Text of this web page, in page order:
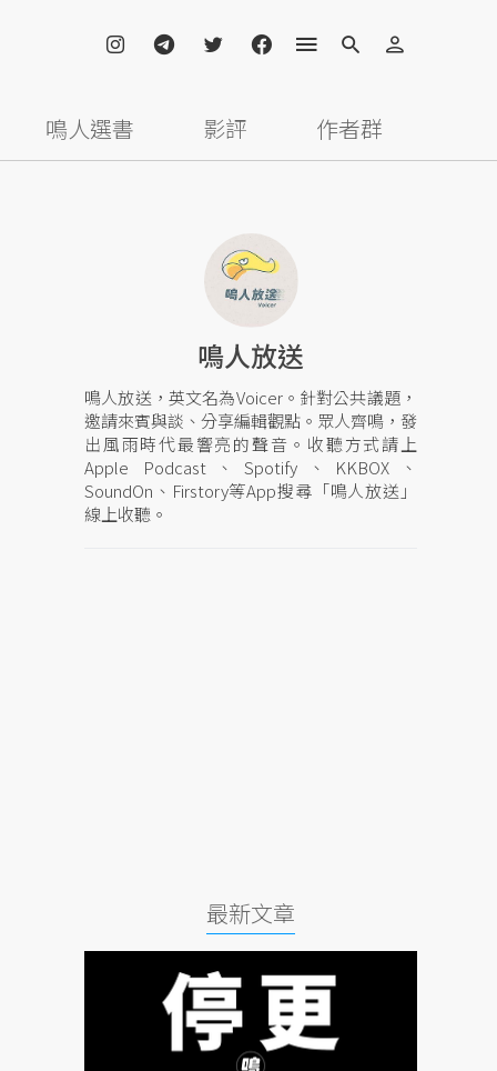
鳴人選書 影評 作者群
鳴人放送
鳴人放送，英文名為Voicer。針對公共議題，
邀請來賓與談、分享編輯觀點。眾人齊鳴，發
出風雨時代最響亮的聲音。收聽方式請上
Apple Podcast、Spotify、KKBOX、
SoundOn、Firstory等App搜尋「鳴人放送」
線上收聽。
最新文章